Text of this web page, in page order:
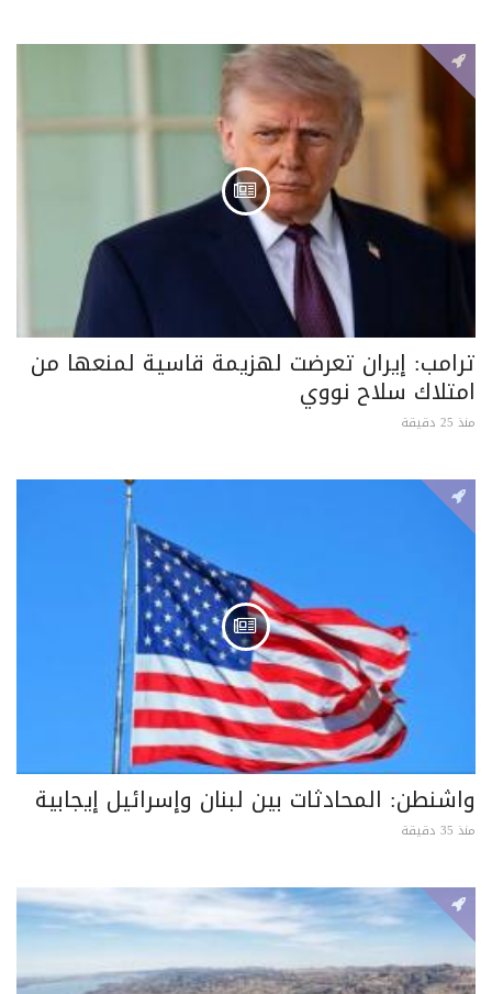
ترامب: إيران تعرضت لهزيمة قاسية لمنعها من
امتلاك سلاح نووي
منذ 25 دقيقة
واشنطن: المحادثات بين لبنان وإسرائيل إيجابية
منذ 35 دقيقة